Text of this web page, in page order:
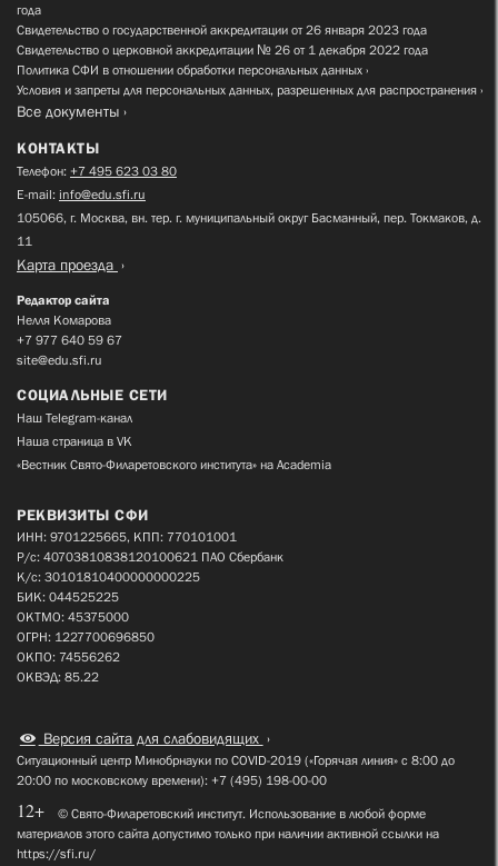
года
Свидетельство о государственной аккредитации от 26 января 2023 года
Свидетельство о церковной аккредитации № 26 от 1 декабря 2022 года
Политика СФИ в отношении обработки персональных данных
Условия и запреты для персональных данных, разрешенных для распространения
Все документы
КОНТАКТЫ
Телефон: +7 495 623 03 80
E-mail: info@edu.sfi.ru
105066, г. Москва, вн. тер. г. муниципальный округ Басманный, пер. Токмаков, д.
11
Карта проезда
Редактор сайта
Нелля Комарова
+7 977 640 59 67
site@edu.sfi.ru
СОЦИАЛЬНЫЕ СЕТИ
Наш Telegram-канал
Наша страница в VK
«Вестник Свято-Филаретовского института» на Academia
РЕКВИЗИТЫ СФИ
ИНН: 9701225665, КПП: 770101001
Р/с: 40703810838120100621 ПАО Сбербанк
К/с: 30101810400000000225
БИК: 044525225
ОКТМО: 45375000
ОГРН: 1227700696850
ОКПО: 74556262
ОКВЭД: 85.22
Версия сайта для слабовидящих
Ситуационный центр Минобрнауки по COVID-2019 («Горячая линия» с 8:00 до
20:00 по московскому времени): +7 (495) 198-00-00
12+
© Свято-Филаретовский институт. Использование в любой форме
материалов этого сайта допустимо только при наличии активной ссылки на
https://sfi.ru/